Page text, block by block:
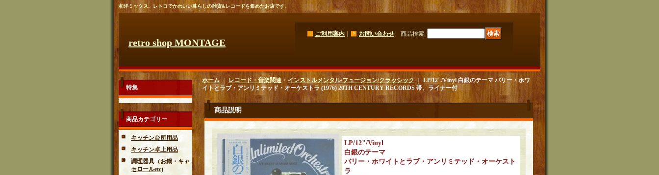
和洋ミックス、レトロでかわいい暮らしの雑貨&レコードを集めたお店です。
retro shop MONTAGE
ご利用案内 お問い合わせ 商品検索:
特集
商品カテゴリー
キッチン台所用品
キッチン卓上用品
調理器具（お鍋・キャ
セロールetc)
ホーム｜ レコード・音楽関連 > インストルメンタル/フュージョン/クラッシック｜ LP/12"/Vinyl 白銀のテーマ バリー・ホワ
イトとラブ・アンリミテッド・オーケストラ (1976) 20TH CENTURY RECORDS 帯、ライナー付
商品説明
LP/12"/Vinyl
白銀のテーマ
バリー・ホワイトとラブ・アンリミテッド・オーケスト
ラ